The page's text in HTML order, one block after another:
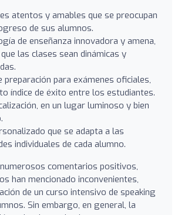
atentos y amables que se preocupan
de sus alumnos.
de enseñanza innovadora y amena,
las clases sean dinámicas y
preparación para exámenes oficiales,
índice de éxito entre los estudiantes.
en un lugar luminoso y bien
que se adapta a las
individuales de cada alumno.
comentarios positivos,
han mencionado inconvenientes,
de un curso intensivo de speaking
Sin embargo, en general, la